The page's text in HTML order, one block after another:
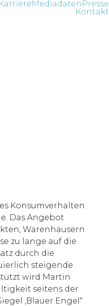
KarriereMediadaten Presse
Kontakt
Konsumverhalten
Das Angebot
Warenhäusern
zu lange auf die
durch die
steigende
wird Martin
seitens der
‚Blauer Engel“